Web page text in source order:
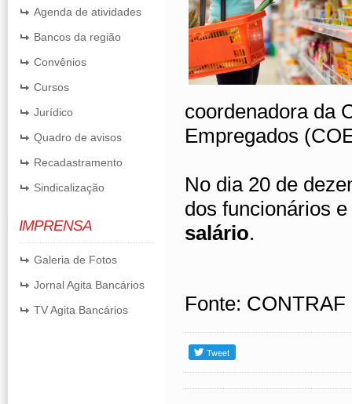
Agenda de atividades
Bancos da região
Convênios
Cursos
Jurídico
Quadro de avisos
Recadastramento
Sindicalização
IMPRENSA
Galeria de Fotos
Jornal Agita Bancários
TV Agita Bancários
coordenadora da
Empregados
No dia 20 de
dos funcionários
salário.
Fonte: CONTRAF